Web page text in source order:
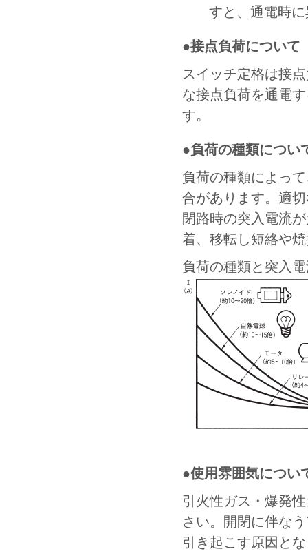
すと、通電時
●接点負荷について
スイッチ定格は接
な接点負荷を通電
す。
●負荷の種類につい
負荷の種類によっ
合があります。適
閉路時の突入電流
着、移転し短絡や
負荷の種類と突入
●使用雰囲気につい
引火性ガス・爆発
さい。開閉に伴な
引き起こす原因と